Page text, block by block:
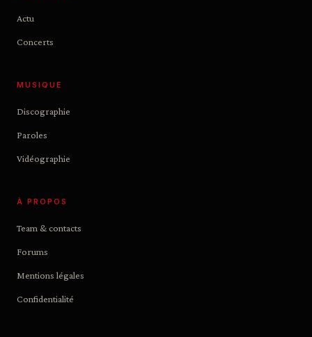
Actu
Concerts
MUSIQUE
Discographie
Paroles
Vidéographie
À PROPOS
Team & contacts
Forums
Mentions légales
Confidentialité